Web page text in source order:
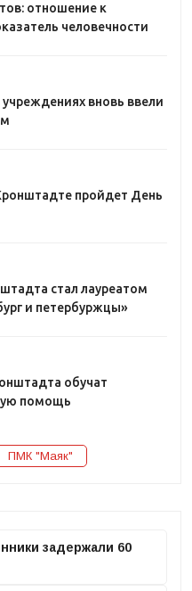
отношение к
человечности
вновь ввели
пройдет День
стал лауреатом
и петербуржцы»
обучат
помощь
ПМК "Маяк"
задержали 60